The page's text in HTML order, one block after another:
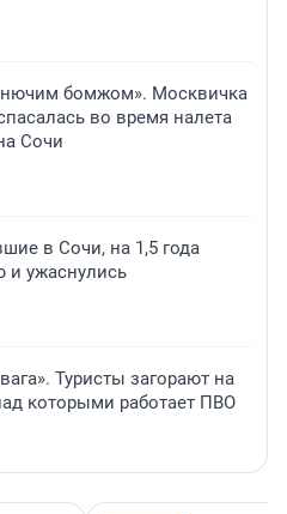
бомжом». Москвичка
во время налета
Сочи
в Сочи, на 1,5 года
и ужаснулись
Туристы загорают на
которыми работает ПВО